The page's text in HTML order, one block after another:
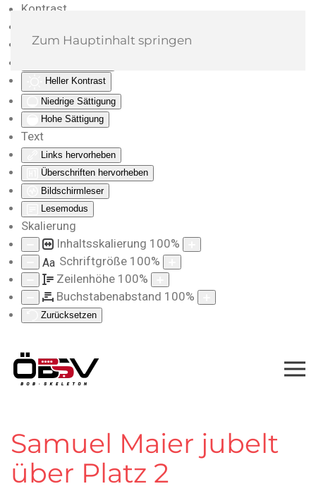
Kontrast
Monochrom
Heller Kontrast
Niedrige Sättigung
Hohe Sättigung
Text
Links hervorheben
Überschriften hervorheben
Bildschirmleser
Lesemodus
Skalierung
Inhaltsskalierung 100%
Aa Schriftgröße 100%
Zeilenhöhe 100%
Buchstabenabstand 100%
Zurücksetzen
Zum Hauptinhalt springen
Samuel Maier jubelt
über Platz 2